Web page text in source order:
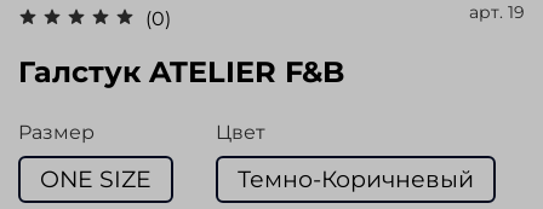
(0) арт. 19
Галстук ATELIER F&B
Размер
ONE SIZE
Цвет
Темно-Коричневый